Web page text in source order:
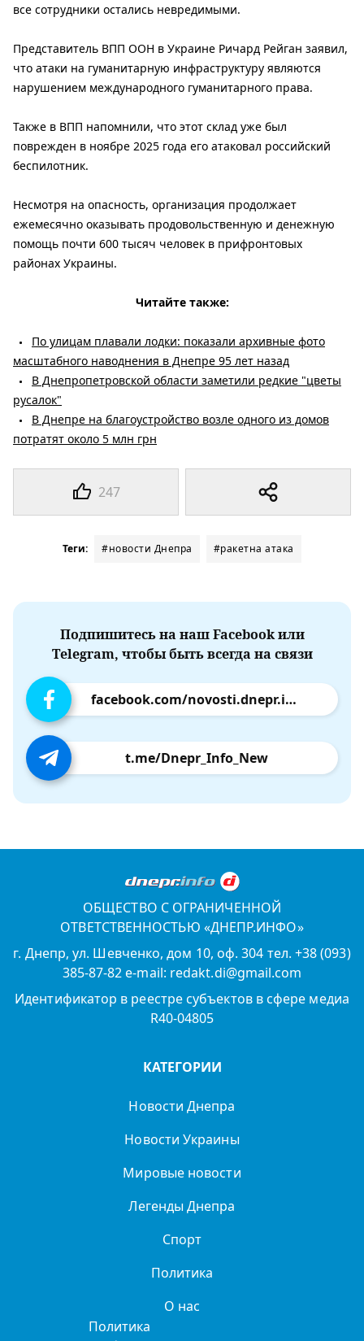
247
все сотрудники остались невредимыми.
Представитель ВПП ООН в Украине Ричард Рейган заявил,
что атаки на гуманитарную инфраструктуру являются
нарушением международного гуманитарного права.
Также в ВПП напомнили, что этот склад уже был
поврежден в ноябре 2025 года его атаковал российский
беспилотник.
Несмотря на опасность, организация продолжает
ежемесячно оказывать продовольственную и денежную
помощь почти 600 тысяч человек в прифронтовых
районах Украины.
Читайте также:
По улицам плавали лодки: показали архивные фото
масштабного наводнения в Днепре 95 лет назад
В Днепропетровской области заметили редкие "цветы
русалок"
В Днепре на благоустройство возле одного из домов
потратят около 5 млн грн
Теги: #новости Днепра #ракетна атака
Подпишитесь на наш Facebook или
Telegram, чтобы быть всегда на связи
facebook.com/novosti.dnepr.info
t.me/Dnepr_Info_New
ОБЩЕСТВО С ОГРАНИЧЕННОЙ
ОТВЕТСТВЕННОСТЬЮ «ДНЕПР.ИНФО»
г. Днепр, ул. Шевченко, дом 10, оф. 304 тел. +38 (093)
385-87-82 e-mail: redakt.di@gmail.com
Идентификатор в реестре субъектов в сфере медиа
R40-04805
КАТЕГОРИИ
Новости Днепра
Новости Украины
Мировые новости
Легенды Днепра
Спорт
Политика
О нас
Политика